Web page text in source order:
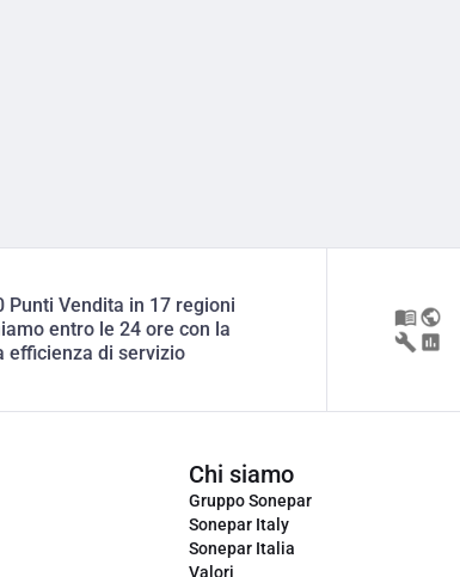
Punti Vendita in 17 regioni
entro le 24 ore con la
efficienza di servizio
Chi siamo
Gruppo Sonepar
Sonepar Italy
Sonepar Italia
Valori